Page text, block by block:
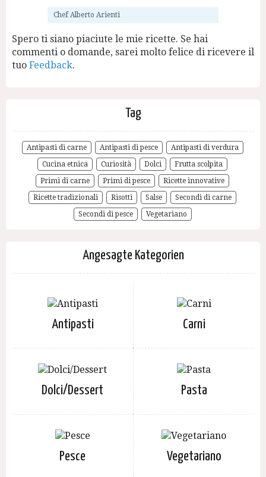
Chef Alberto Arienti
Spero ti siano piaciute le mie ricette. Se hai
commenti o domande, sarei molto felice di ricevere il
tuo Feedback.
Tag
Antipasti di carne Antipasti di pesce
Antipasti di verdura
Cucina etnica
Curiosità Dolci
Frutta scolpita
Primi di carne
Primi di pesce
Ricette innovative
Ricette tradizionali
Risotti Salse
Secondi di carne
Secondi di pesce
Vegetariano
Angesagte Kategorien
Antipasti Carni
Dolci/Dessert Pasta
Pesce Vegetariano